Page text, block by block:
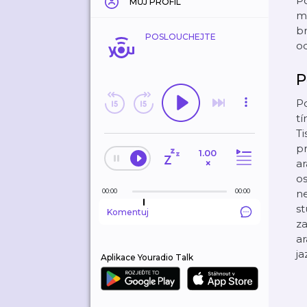
POSLOUCHEJTE
1.00
×
00:00 00:00
Komentuj
Aplikace Youradio Talk